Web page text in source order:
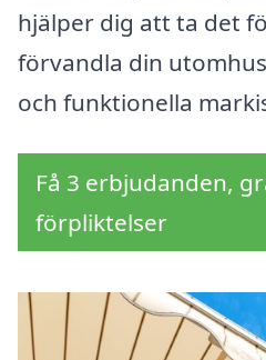
hjälper dig att ta det
förvandla din
och funktionella
Få 3 erbjudanden,
förpliktelser